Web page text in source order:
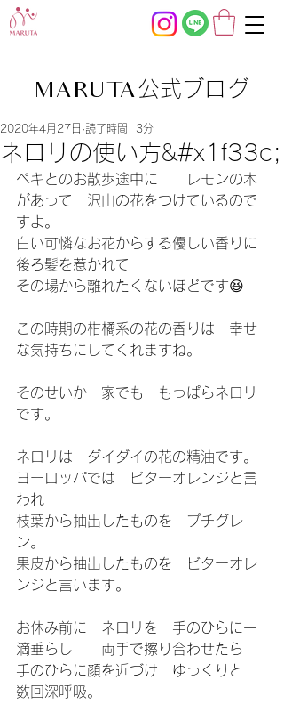
MARUTA公式ブログ
ネロリの使い方&#x1f33c;
2020年4月27日 読了時間: 3分
ペキとのお散歩途中に　　レモンの木
があって　沢山の花をつけているので
すよ。
白い可憐なお花からする優しい香りに
後ろ髪を惹かれて
その場から離れたくないほどです😆
この時期の柑橘系の花の香りは　幸せ
な気持ちにしてくれますね。
そのせいか　家でも　もっぱらネロリ
です。
ネロリは　ダイダイの花の精油です。
ヨーロッパでは　ビターオレンジと言
われ
枝葉から抽出したものを　プチグレ
ン。
果皮から抽出したものを　ビターオレ
ンジと言います。
お休み前に　ネロリを　手のひらに一
滴垂らし　　両手で擦り合わせたら
手のひらに顔を近づけ　ゆっくりと
数回深呼吸。